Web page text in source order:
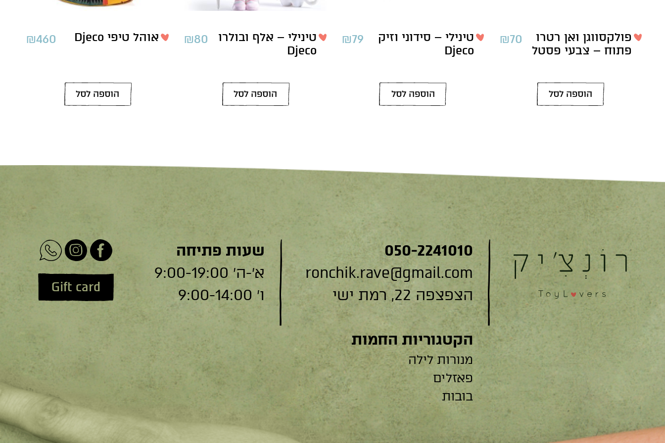
פולקסווגן ואן רטרו
פתוח – צבעי פסטל
₪70
הוספה לסל
טינילי – סידוני וזיק
Djeco
₪79
הוספה לסל
טינילי – אלף ובולרו
Djeco
₪80
הוספה לסל
אוהל טיפי Djeco ₪460
הוספה לסל
050-2241010
ronchik.rave@gmail.com
הצפצפה 22, רמת ישי
הקטגוריות החמות
מנורות לילה
פאזלים
בובות
שעות פתיחה
א׳-ה׳ 9:00-19:00
ו׳ 9:00-14:00
Gift card